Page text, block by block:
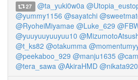
27 @ta_yuki0w0a
@yummy1156 @sayatchi
@RyoheiMiyamae @Luke_629
@yuuyuuyuuyuu10
@t_ks82 @otakumma
@peekaboo_929 @manju1635
@tera_sawa @AkiraHMD @nikata920